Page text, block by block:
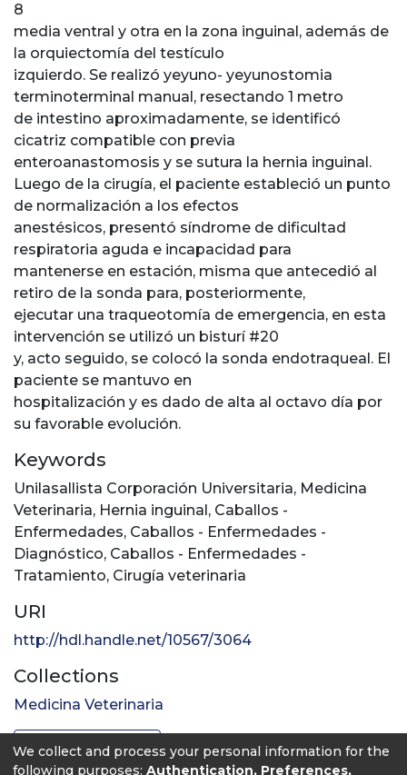
8
media ventral y otra en la zona inguinal, además de
la orquiectomía del testículo
izquierdo. Se realizó yeyuno- yeyunostomia
terminoterminal manual, resectando 1 metro
de intestino aproximadamente, se identificó
cicatriz compatible con previa
enteroanastomosis y se sutura la hernia inguinal.
Luego de la cirugía, el paciente estableció un punto
de normalización a los efectos
anestésicos, presentó síndrome de dificultad
respiratoria aguda e incapacidad para
mantenerse en estación, misma que antecedió al
retiro de la sonda para, posteriormente,
ejecutar una traqueotomía de emergencia, en esta
intervención se utilizó un bisturí #20
y, acto seguido, se colocó la sonda endotraqueal. El
paciente se mantuvo en
hospitalización y es dado de alta al octavo día por
su favorable evolución.
Keywords
Unilasallista Corporación Universitaria, Medicina
Veterinaria, Hernia inguinal, Caballos -
Enfermedades, Caballos - Enfermedades -
Diagnóstico, Caballos - Enfermedades -
Tratamiento, Cirugía veterinaria
URI
http://hdl.handle.net/10567/3064
Collections
Medicina Veterinaria
Full item page
We collect and process your personal information for the
following purposes: Authentication, Preferences,